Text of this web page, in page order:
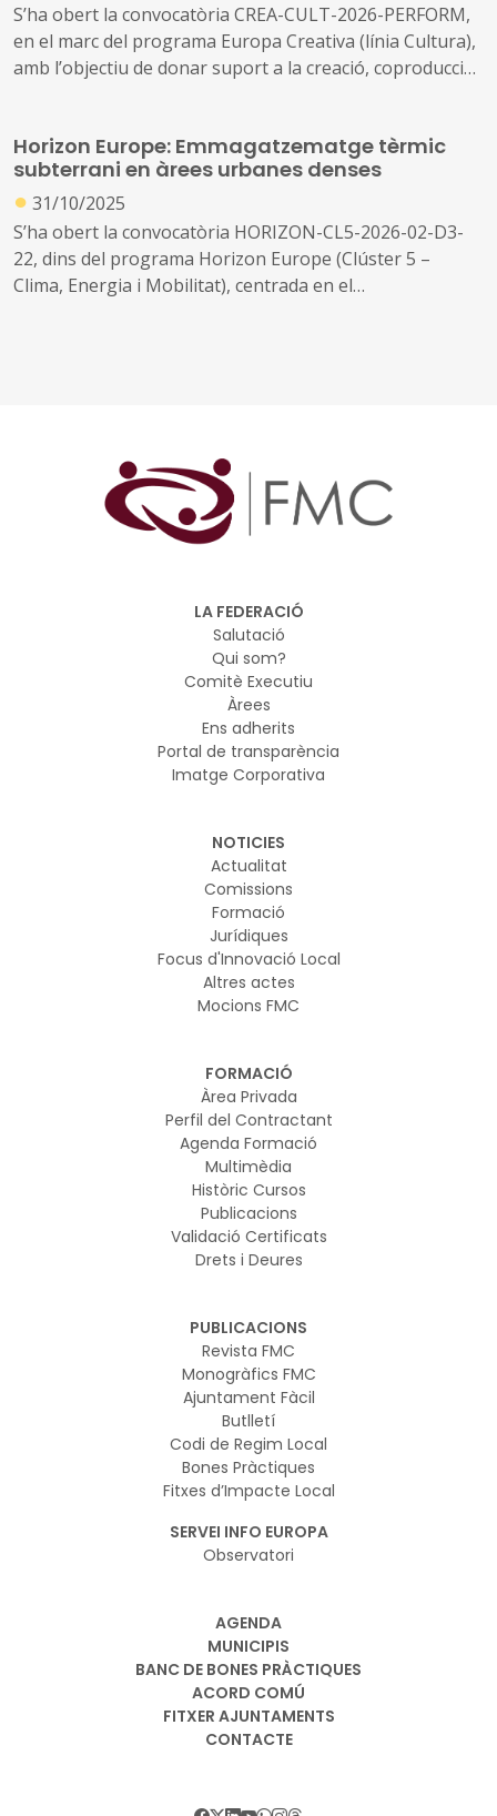
S’ha obert la convocatòria CREA-CULT-2026-PERFORM,
en el marc del programa Europa Creativa (línia Cultura),
amb l’objectiu de donar suport a la creació, coproducció i
Horizon Europe: Emmagatzematge tèrmic
subterrani en àrees urbanes denses
● 31/10/2025
S’ha obert la convocatòria HORIZON-CL5-2026-02-D3-
22, dins del programa Horizon Europe (Clúster 5 –
Clima, Energia i Mobilitat), centrada en el
LA FEDERACIÓ
Salutació
Qui som?
Comitè Executiu
Àrees
Ens adherits
Portal de transparència
Imatge Corporativa
NOTICIES
Actualitat
Comissions
Formació
Jurídiques
Focus d'Innovació Local
Altres actes
Mocions FMC
FORMACIÓ
Àrea Privada
Perfil del Contractant
Agenda Formació
Multimèdia
Històric Cursos
Publicacions
Validació Certificats
Drets i Deures
PUBLICACIONS
Revista FMC
Monogràfics FMC
Ajuntament Fàcil
Butlletí
Codi de Regim Local
Bones Pràctiques
Fitxes d’Impacte Local
SERVEI INFO EUROPA
Observatori
AGENDA
MUNICIPIS
BANC DE BONES PRÀCTIQUES
ACORD COMÚ
FITXER AJUNTAMENTS
CONTACTE